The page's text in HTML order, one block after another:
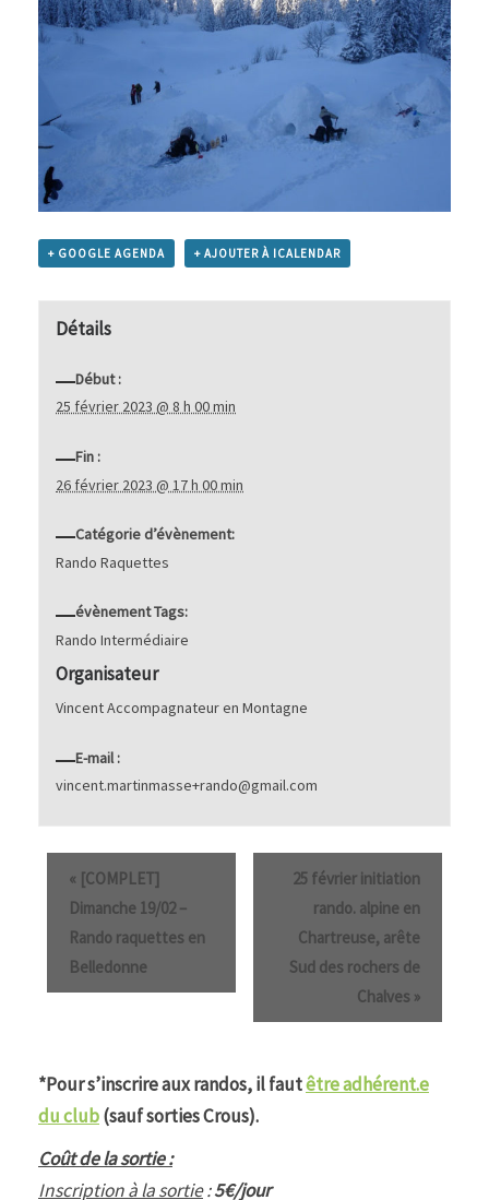
+ GOOGLE AGENDA + AJOUTER À ICALENDAR
Détails
Début :
25 février 2023 @ 8 h 00 min
Fin :
26 février 2023 @ 17 h 00 min
Catégorie d’évènement:
Rando Raquettes
évènement Tags:
Rando Intermédiaire
Organisateur
Vincent Accompagnateur en Montagne
E-mail :
vincent.martinmasse+rando@gmail.com
« [COMPLET]
Dimanche 19/02 –
Rando raquettes en
Belledonne
25 février initiation
rando. alpine en
Chartreuse, arête
Sud des rochers de
Chalves »
*Pour s’inscrire aux randos, il fautêtre adhérent.e
du club(sauf sorties Crous).
Coût de la sortie :
Inscription à la sortie:5€/jour